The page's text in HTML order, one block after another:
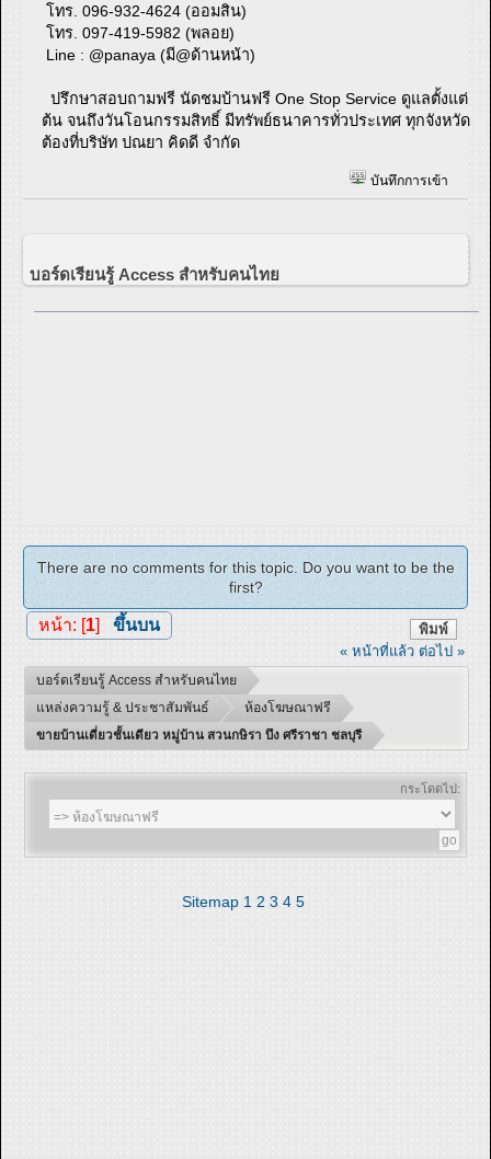
โทร. 096-932-4624 (ออมสิน)
โทร. 097-419-5982 (พลอย)
Line : @panaya (มี@ด้านหน้า)
ปรึกษาสอบถามฟรี นัดชมบ้านฟรี One Stop Service ดูแลตั้งแต่
ต้น จนถึงวันโอนกรรมสิทธิ์ มีทรัพย์ธนาคารทั่วประเทศ ทุกจังหวัด
ต้องที่บริษัท ปณยา คิดดี จำกัด
บันทึกการเข้า
บอร์ดเรียนรู้ Access สำหรับคนไทย
There are no comments for this topic. Do you want to be the
first?
พิมพ์
หน้า: [ 1] ขึ้นบน
« หน้าที่แล้ว ต่อไป »
บอร์ดเรียนรู้ Access สำหรับคนไทย
แหล่งความรู้ & ประชาสัมพันธ์
ห้องโฆษณาฟรี
ขายบ้านเดี่ยวชั้นเดียว หมู่บ้าน สวนกษิรา บึง ศรีราชา ชลบุรี
กระโดดไป:
Sitemap 1 2 3 4 5